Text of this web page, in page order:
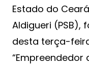
Estado do
Aldigueri (PSB),
desta terça-
“Empreendedor